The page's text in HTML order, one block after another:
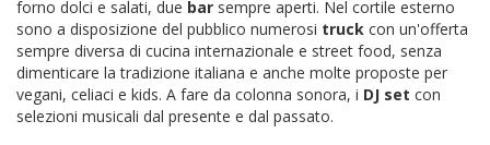
forno dolci e salati, due bar sempre aperti. Nel cortile esterno
sono a disposizione del pubblico numerosi truck con un'offerta
sempre diversa di cucina internazionale e street food, senza
dimenticare la tradizione italiana e anche molte proposte per
vegani, celiaci e kids. A fare da colonna sonora, i DJ set con
selezioni musicali dal presente e dal passato.